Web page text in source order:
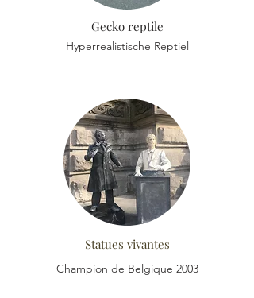
Gecko reptile
Hyperrealistische Reptiel
Statues vivantes
Champion de Belgique 2003